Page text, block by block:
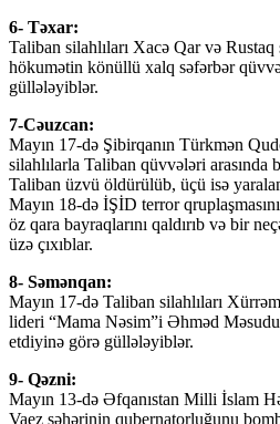
6- Təxar:
Taliban silahlıları Xacə Qar və
hökumətin könüllü xalq səfərbər
güllələyiblər.
7-Cəuzcan:
Mayın 17-də Şibirqanın Türkmən
silahlılarla Taliban qüvvələri arasında
Taliban üzvü öldürülüb, üçü isə
Mayın 18-də İŞİD terror
öz qara bayraqlarını qaldırıb və bir
üzə çıxıblar.
8- Səmənqan:
Mayın 17-də Taliban silahlıları
lideri “Mama Nəsim”i Əhməd
etdiyinə görə güllələyiblər.
9- Qəzni:
Mayın 13-də Əfqanıstan Milli İslam
Vaez şəhərinin qubernatorluğunu